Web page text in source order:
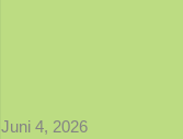
Juni 4, 2026